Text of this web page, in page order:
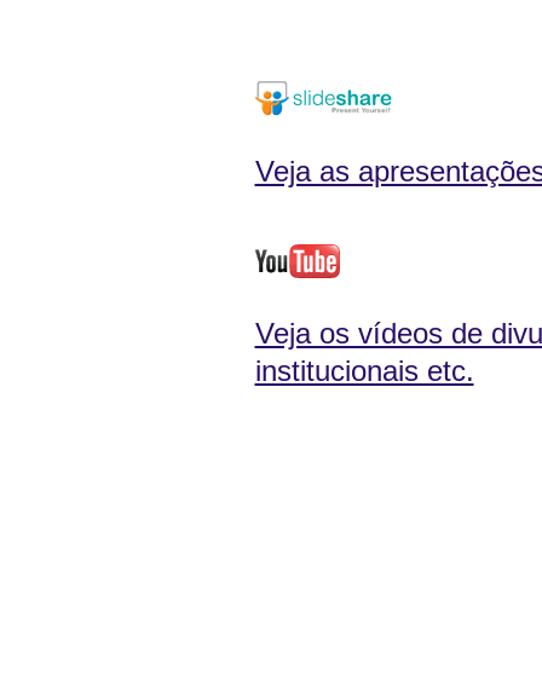
Veja as
Veja os vídeos de
institucionais etc.